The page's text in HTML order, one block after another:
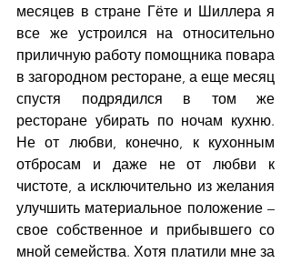
месяцев в стране Гёте и Шиллера я
все же устроился на относительно
приличную работу помощника повара
в загородном ресторане, а еще месяц
спустя подрядился в том же
ресторане убирать по ночам кухню.
Не от любви, конечно, к кухонным
отбросам и даже не от любви к
чистоте, а исключительно из желания
улучшить материальное положение –
свое собственное и прибывшего со
мной семейства. Хотя платили мне за